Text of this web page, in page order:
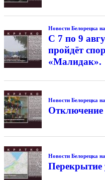
Новости Белорецка
С 7 по 9
пройдёт
«Малидак».
Новости Белорецка
Отключение
Новости Белорецка